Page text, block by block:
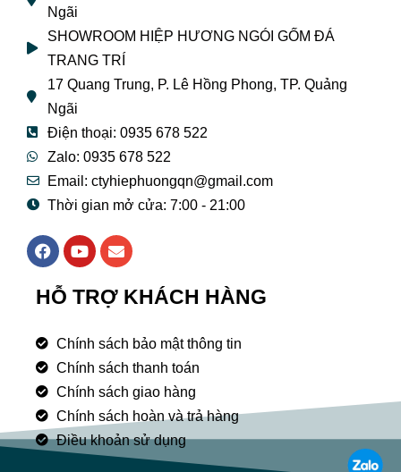
Ngãi
SHOWROOM HIỆP HƯƠNG NGÓI GỐM ĐÁ
TRANG TRÍ
17 Quang Trung, P. Lê Hồng Phong, TP. Quảng
Ngãi
Điện thoại: 0935 678 522
Zalo: 0935 678 522
Email: ctyhiephuongqn@gmail.com
Thời gian mở cửa: 7:00 - 21:00
F
a
e
b
o
k
Y
o
t
u
e
E
n
e
l
p
e
HỖ TRỢ KHÁCH HÀNG
Chính sách bảo mật thông tin
Chính sách thanh toán
Chính sách giao hàng
Chính sách hoàn và trả hàng
Điều khoản sử dụng